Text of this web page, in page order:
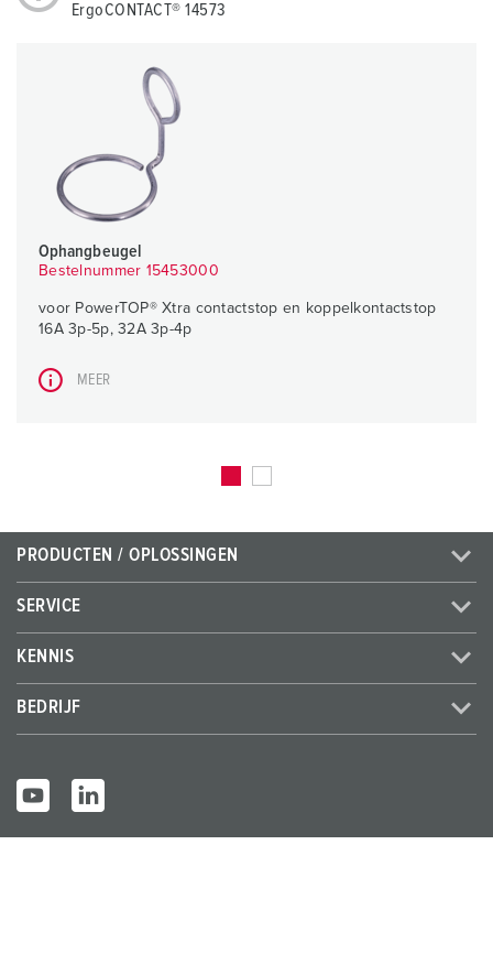
ErgoCONTACT® 14573
Ophangbeugel
Bestelnummer 15453000
voor PowerTOP® Xtra contactstop en koppelkontactstop
16A 3p-5p, 32A 3p-4p
MEER
PRODUCTEN / OPLOSSINGEN
SERVICE
KENNIS
BEDRIJF